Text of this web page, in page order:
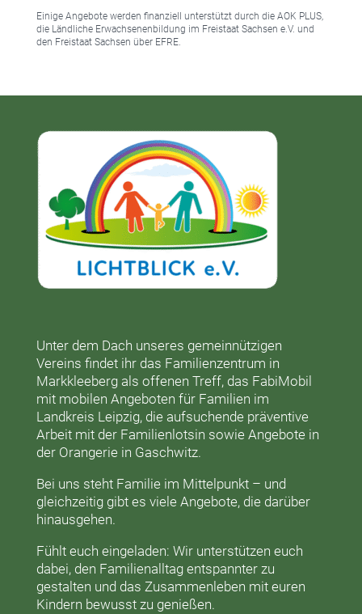
Einige Angebote werden finanziell unterstützt durch die AOK PLUS,
die Ländliche Erwachsenenbildung im Freistaat Sachsen e.V. und
den Freistaat Sachsen über EFRE.
Unter dem Dach unseres gemeinnützigen
Vereins findet ihr das Familienzentrum in
Markkleebergals offenen Treff, das FabiMobil
mit mobilen Angeboten für Familien im
Landkreis Leipzig, die aufsuchende präventive
Arbeit mit der Familienlotsin sowie Angebote in
der Orangeriein Gaschwitz.
Bei uns steht Familie im Mittelpunkt – und
gleichzeitig gibt es viele Angebote, die darüber
hinausgehen.
Fühlt euch eingeladen: Wir unterstützen euch
dabei, den Familienalltag entspannter zu
gestalten und das Zusammenleben mit euren
Kindern bewusst zu genießen.